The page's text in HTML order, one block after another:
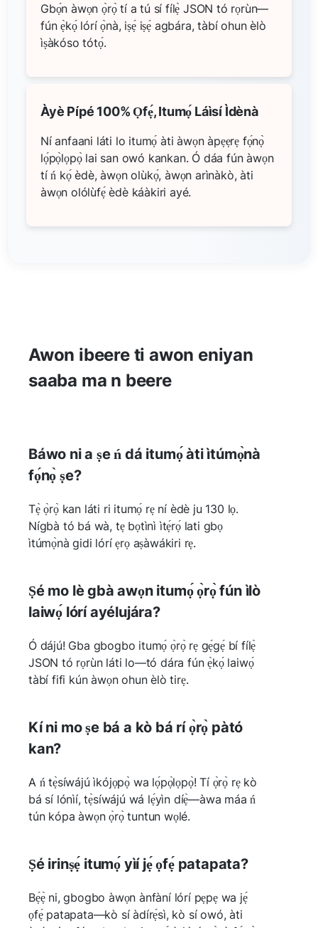
Gbọ́n àwọn ọ̀rọ̀ tí a tú sí fílẹ̀ JSON tó rọrùn—
fún ẹ̀kọ́ lórí ọ̀nà, iṣẹ́ iṣẹ́ agbára, tàbí ohun èlò
ìṣàkóso tótọ́.
Àyè Pípé 100% Ọfẹ́, Itumọ́ Láìsí Ìdènà
Ní anfaani láti lo itumọ́ àti àwọn àpẹẹrẹ fọ́nọ̀
lọ́pọ̀lọpọ̀ lai san owó kankan. Ó dáa fún àwọn
tí ń kọ́ èdè, àwọn olùkọ́, àwọn arìnàkò, àti
àwọn olólùfẹ́ èdè káàkiri ayé.
Awon ibeere ti awon eniyan
saaba ma n beere
Báwo ni a ṣe ń dá itumọ́ àti ìtúmọ̀nà
fọ́nọ̀ ṣe?
Tẹ̀ ọ̀rọ̀ kan láti ri itumọ́ rẹ ní èdè ju 130 lọ.
Nígbà tó bá wà, tẹ bọtìnì ìtẹ́rọ́ lati gbọ
ìtúmọ̀nà gidi lórí ẹrọ aṣàwákiri rẹ.
Ṣé mo lè gbà awọn itumọ́ ọ̀rọ̀ fún ìlò
laiwọ́ lórí ayélujára?
Ó dájú! Gba gbogbo itumọ́ ọ̀rọ̀ rẹ gẹ́gẹ́ bí fílẹ̀
JSON tó rọrùn láti lo—tó dára fún ẹ̀kọ́ laiwọ́
tàbí fifi kún àwọn ohun èlò tirẹ.
Kí ni mo ṣe bá a kò bá rí ọ̀rọ̀ pàtó
kan?
A ń tẹ̀síwájú ìkójọpọ̀ wa lọ́pọ̀lọpọ̀! Tí ọ̀rọ̀ rẹ kò
bá sí lónìí, tẹ̀síwájú wá lẹ́yìn díẹ̀—àwa máa ń
tún kópa àwọn ọ̀rọ̀ tuntun wọlé.
Ṣé irinṣẹ́ itumọ́ yìí jẹ́ ọfẹ́ patapata?
Bẹ́ẹ̀ ni, gbogbo àwọn ànfàní lórí pẹpẹ wa jẹ́
ọfẹ́ patapata—kò sí àdírẹ́sì, kò sí owó, àti